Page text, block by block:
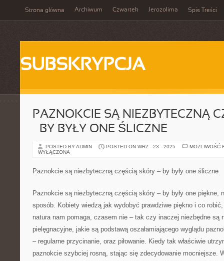
Strona główna Archiwum Czwartek Jerozolima Spis Treści
SUBSKRYPCJA
PAZNOKCIE SĄ NIEZBYTECZNĄ
– BY BYŁY ONE ŚLICZNE
POSTED BY ADMIN POSTED ON WRZ - 23 - 2025
MOŻLIWOŚĆ
WYŁĄCZONA
Paznokcie są niezbyteczną częścią skóry – by były one śliczne
Paznokcie są niezbyteczną częścią skóry – by były one piękne,
sposób. Kobiety wiedzą jak wydobyć prawdziwe piękno i co
natura nam pomaga, czasem nie – tak czy inaczej niezbędne są
pielęgnacyjne, jakie są podstawą oszałamiającego wyglądu
– regularne przycinanie, oraz piłowanie. Kiedy tak właściwie
paznokcie szybciej rosną, stając się zdecydowanie mocniejsze.